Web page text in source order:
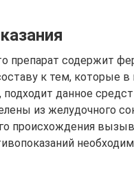
препарат содержит
к тем, которые
подходит данное
из желудочного
происхождения